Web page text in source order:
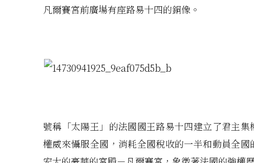
凡爾賽宮前廣場有座路易十四的銅像。
號稱「太陽王」的法國國王路易十四建立了君主
權威來懾服全國，消耗全國稅收的一半和動員全